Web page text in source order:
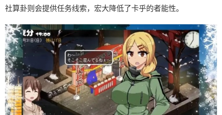
社算卦则会提供任务线索，宏大降低了卡乎的者能性。